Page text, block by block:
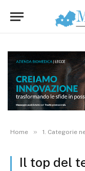
Home » 1. Categorie
Il top del